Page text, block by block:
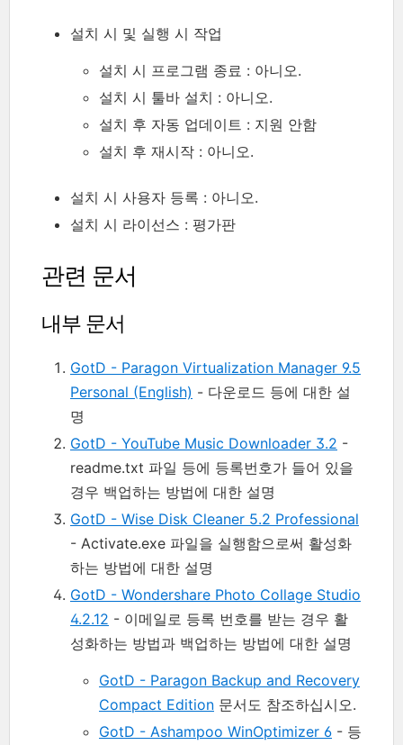
설치 시 및 실행 시 작업
설치 시 프로그램 종료 : 아니오.
설치 시 툴바 설치 : 아니오.
설치 후 자동 업데이트 : 지원 안함
설치 후 재시작 : 아니오.
설치 시 사용자 등록 : 아니오.
설치 시 라이선스 : 평가판
관련 문서
내부 문서
GotD - Paragon Virtualization Manager 9.5
Personal (English) - 다운로드 등에 대한 설
명
GotD - YouTube Music Downloader 3.2 -
readme.txt 파일 등에 등록번호가 들어 있을
경우 백업하는 방법에 대한 설명
GotD - Wise Disk Cleaner 5.2 Professional
- Activate.exe 파일을 실행함으로써 활성화
하는 방법에 대한 설명
GotD - Wondershare Photo Collage Studio
4.2.12 - 이메일로 등록 번호를 받는 경우 활
성화하는 방법과 백업하는 방법에 대한 설명
GotD - Paragon Backup and Recovery
Compact Edition 문서도 참조하십시오.
GotD - Ashampoo WinOptimizer 6 - 등